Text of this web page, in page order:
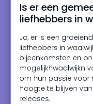
Is er een
liefhebbers in
Ja, er is een
liefhebbers in
bijeenkomsten en
mogelijkhwaalwijkn
om hun passie voor
hoogte te blijven
releases.